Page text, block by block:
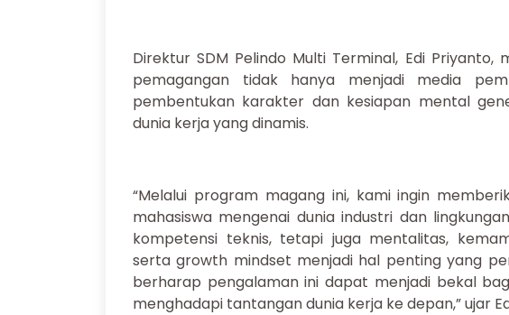
Direktur SDM Pelindo Multi Terminal, Edi
pemagangan tidak hanya menjadi media
pembentukan karakter dan kesiapan mental
dunia kerja yang dinamis.
“Melalui program magang ini, kami ingin
mahasiswa mengenai dunia industri dan
kompetensi teknis, tetapi juga mentalitas,
serta growth mindset menjadi hal penting yang
berharap pengalaman ini dapat menjadi bekal
menghadapi tantangan dunia kerja ke depan,” ujar